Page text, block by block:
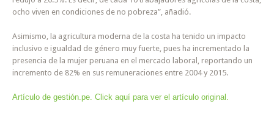
ocho viven en condiciones de no pobreza”, añadió.
Asimismo, la agricultura moderna de la costa ha tenido un impacto
inclusivo e igualdad de género muy fuerte, pues ha incrementado la
presencia de la mujer peruana en el mercado laboral, reportando un
incremento de 82% en sus remuneraciones entre 2004 y 2015.
Artículo de gestión.pe. Click aquí para ver el artículo original.